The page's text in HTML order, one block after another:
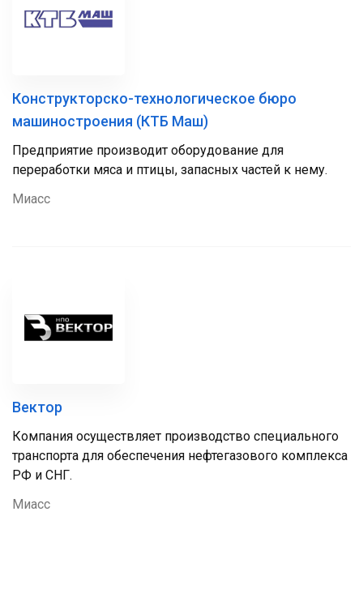
Конструкторско-технологическое бюро
машиностроения (КТБ Маш)
Предприятие производит оборудование для
переработки мяса и птицы, запасных частей к нему.
Миасс
Вектор
Компания осуществляет производство специального
транспорта для обеспечения нефтегазового комплекса
РФ и СНГ.
Миасс